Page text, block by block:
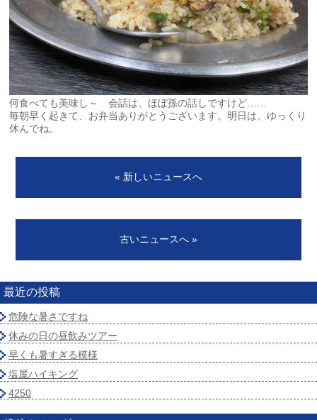
何食べても美味し～ 会話は、ほぼ孫の話しですけど……
毎朝早く起きて、お弁当ありがとうございます。明日は、ゆっくり
休んでね。
« 新しいニュースへ
古いニュースへ »
最近の投稿
危険な暑さですね
休みの日の昼飲みツアー
早くも暑すぎる模様
塩屋ハイキング
4250